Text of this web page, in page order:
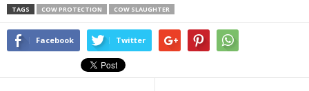
TAGS COW PROTECTION COW SLAUGHTER
Facebook Twitter